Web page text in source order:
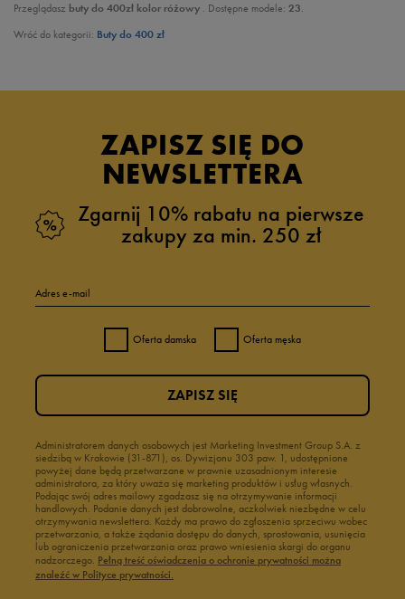
Przeglądasz buty do 400zł kolor różowy . Dostępne modele: 23.
Wróć do kategorii: Buty do 400 zł
ZAPISZ SIĘ DO
NEWSLETTERA
Zgarnij 10% rabatu na pierwsze
zakupy za min. 250 zł
Adres e-mail
Oferta damska Oferta męska
Administratorem danych osobowych jest Marketing Investment Group S.A. z
siedzibą w Krakowie (31-871), os. Dywizjonu 303 paw. 1, udostępnione
powyżej dane będą przetwarzane w prawnie uzasadnionym interesie
administratora, za który uważa się marketing produktów i usług własnych.
Podając swój adres mailowy zgadzasz się na otrzymywanie informacji
handlowych. Podanie danych jest dobrowolne, aczkolwiek niezbędne w celu
otrzymywania newslettera. Każdy ma prawo do zgłoszenia sprzeciwu wobec
przetwarzania, a także żądania dostępu do danych, sprostowania, usunięcia
lub ograniczenia przetwarzania oraz prawo wniesienia skargi do organu
nadzorczego. Pełną treść oświadczenia o ochronie prywatności można
znaleźć w Polityce prywatności.
ZAPISZ SIĘ